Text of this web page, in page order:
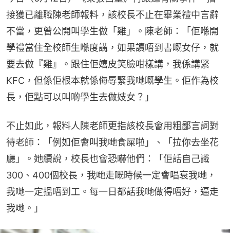
接獲已離職陳老師報料，該校長不止在畢業禮中言辭
不當，更曾公開叫學生做「雞」。陳老師：「佢喺開
學禮當住全校師生喺度講，如果讀唔到書嘅女仔，就
要去做『雞』。跟住佢嬉皮笑臉咁樣講，我係講緊
KFC，但係佢根本就係侮辱緊我哋嘅學生。佢作為校
長，佢點可以叫啲學生去做妓女？」
不止如此，報料人陳老師更指該校長會用粗鄙言詞對
待老師：「例如佢會叫我哋食屎啦」、「拉你去坐花
廳」。她續說，校長也會恐嚇他們：「佢話自己識
300、400個校長，我哋走嘅時候一定會唱衰我哋，
我哋一定搵唔到工。每一日都話我哋做得唔好，逼走
我哋。」